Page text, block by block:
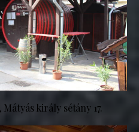
király sétány 17.